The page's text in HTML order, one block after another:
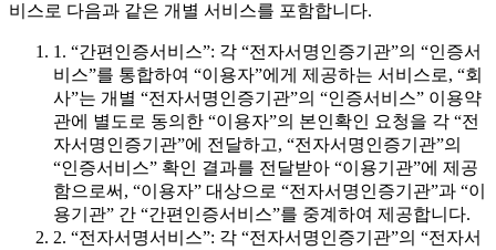
비스로 다음과 같은 개별 서비스를 포함합니다.
1. “간편인증서비스”: 각 “전자서명인증기관”의 “인증서
비스”를 통합하여 “이용자”에게 제공하는 서비스로, “회
사”는 개별 “전자서명인증기관”의 “인증서비스” 이용약
관에 별도로 동의한 “이용자”의 본인확인 요청을 각 “전
자서명인증기관”에 전달하고, “전자서명인증기관”의
“인증서비스” 확인 결과를 전달받아 “이용기관”에 제공
함으로써, “이용자” 대상으로 “전자서명인증기관”과 “이
용기관” 간 “간편인증서비스”를 중계하여 제공합니다.
2. “전자서명서비스”: 각 “전자서명인증기관”의 “전자서